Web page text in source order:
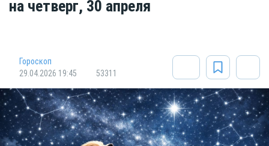
на четверг, 30 апреля
Гороскоп
29.04.2026 19:45
53311